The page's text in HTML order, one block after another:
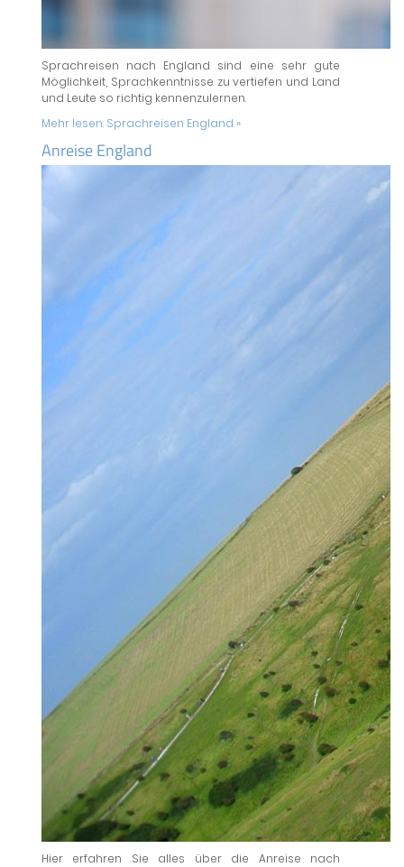
Sprachreisen nach England sind eine sehr gute
Möglichkeit, Sprachkenntnisse zu vertiefen und Land
und Leute so richtig kennenzulernen.
Mehr lesen: Sprachreisen England »
Anreise England
Hier erfahren Sie alles über die Anreise nach